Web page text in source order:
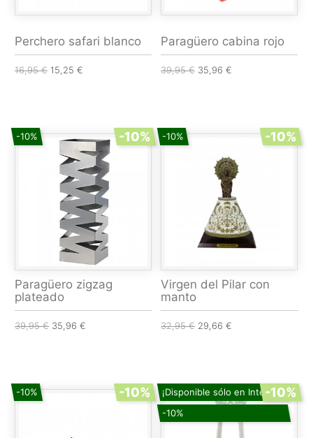
Perchero safari blanco
16,95 € 15,25 €
Paragüero cabina rojo
39,95 € 35,96 €
-10% -10%
Paragüero zigzag
plateado
39,95 € 35,96 €
-10% -10%
Virgen del Pilar con
manto
32,95 € 29,66 €
-10% -10%
¡Disponible sólo en Internet!
-10%
-10%